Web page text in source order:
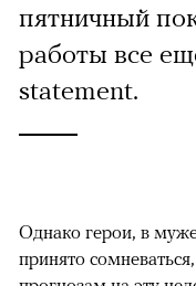
пятничный
работы все
statement.
Однако герои, в
принято